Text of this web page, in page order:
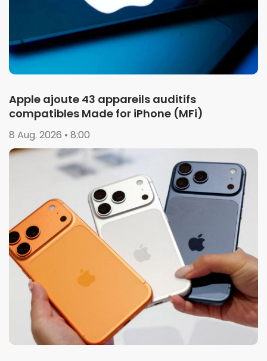
Apple ajoute 43 appareils auditifs
compatibles Made for iPhone (MFi)
8 Aug. 2026 • 8:00